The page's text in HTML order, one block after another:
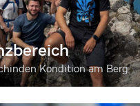
Kondition am Berg